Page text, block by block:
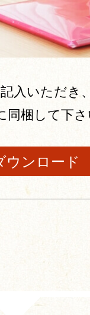
入いただき
同梱して下
ウンロード